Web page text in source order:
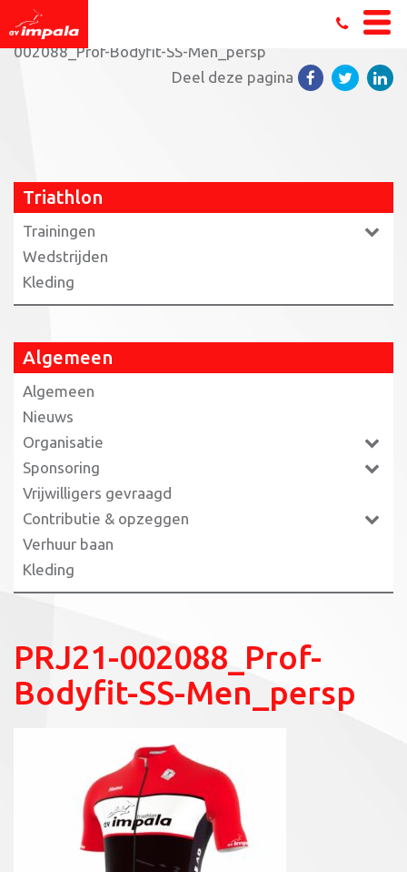
Home»Triathlon
002088_Prof-Bodyfit-SS-Men_persp
Deel deze pagina
Triathlon
Trainingen
Wedstrijden
Kleding
Algemeen
Algemeen
Nieuws
Organisatie
Sponsoring
Vrijwilligers gevraagd
Contributie & opzeggen
Verhuur baan
Kleding
PRJ21-002088_Prof-
Bodyfit-SS-Men_persp